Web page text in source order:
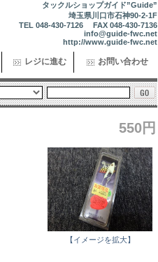
タックルショップガイド”Guide”
埼玉県川口市石神90-2-1F
TEL 048-430-7126 FAX 048-430-7136
info@guide-fwc.net
http://www.guide-fwc.net
レジに進む お問い合わせ
550円
【イメージを拡大】